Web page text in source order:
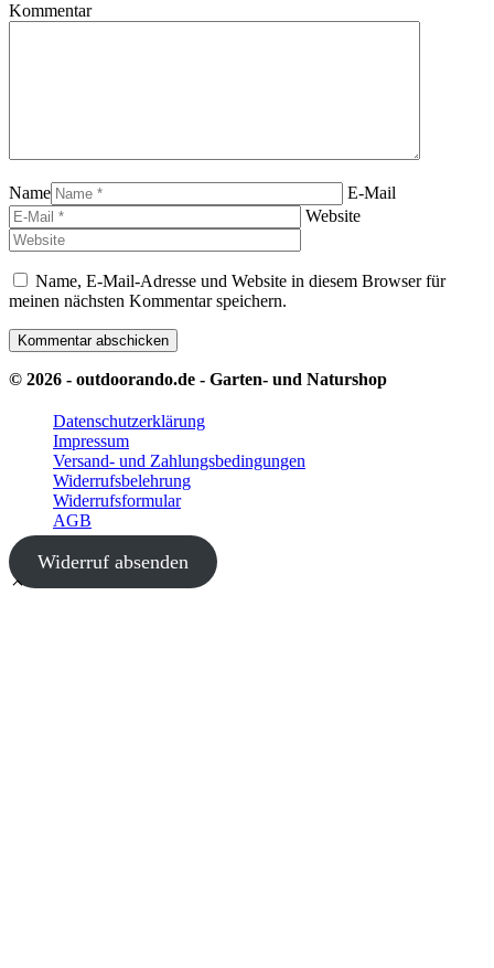
Kommentar
Name
E-Mail
Website
Name, E-Mail-Adresse und Website in diesem Browser für
meinen nächsten Kommentar speichern.
© 2026 - outdoorando.de - Garten- und Naturshop
Datenschutzerklärung
Impressum
Versand- und Zahlungsbedingungen
Widerrufsbelehrung
Widerrufsformular
AGB
Widerruf absenden